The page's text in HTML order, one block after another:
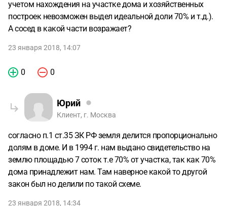
учетом нахождения на участке дома и хозяйственных
построек невозможен выдел идеальной доли 70% и т.д.).
А сосед в какой части возражает?
23 января 2018, 14:07
0 0
Юрий
Клиент, г. Москва
согласно п.1 ст.35 ЗК РФ земля делится пропорционально
долям в доме. И в 1994 г. нам выдано свидетельство на
землю площадью 7 соток т.е 70% от участка, так как 70%
дома принадлежит нам. Там наверное какой то другой
закон был но делили по такой схеме.
23 января 2018, 14:34